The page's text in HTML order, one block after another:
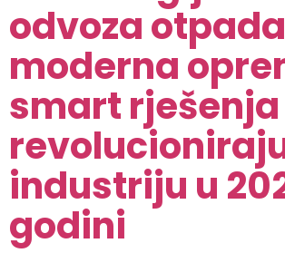
odvoza
moderna
smart rješenja
industriju u
godini